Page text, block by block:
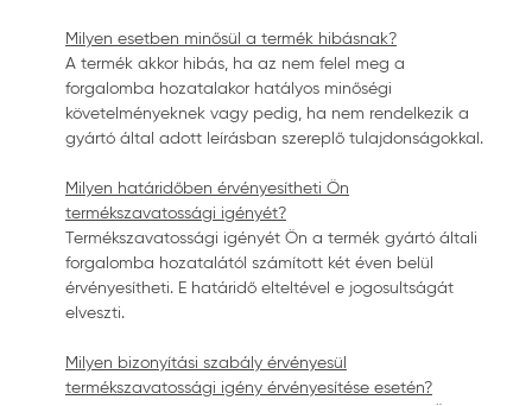
Milyen esetben minősül a termék hibásnak?
A termék akkor hibás, ha az nem felel meg a
forgalomba hozatalakor hatályos minőségi
követelményeknek vagy pedig, ha nem rendelkezik a
gyártó által adott leírásban szereplő tulajdonságokkal.
Milyen határidőben érvényesítheti Ön
termékszavatossági igényét?
Termékszavatossági igényét Ön a termék gyártó általi
forgalomba hozatalától számított két éven belül
érvényesítheti. E határidő elteltével e jogosultságát
elveszti.
Milyen bizonyítási szabály érvényesül
termékszavatossági igény érvényesítése esetén?